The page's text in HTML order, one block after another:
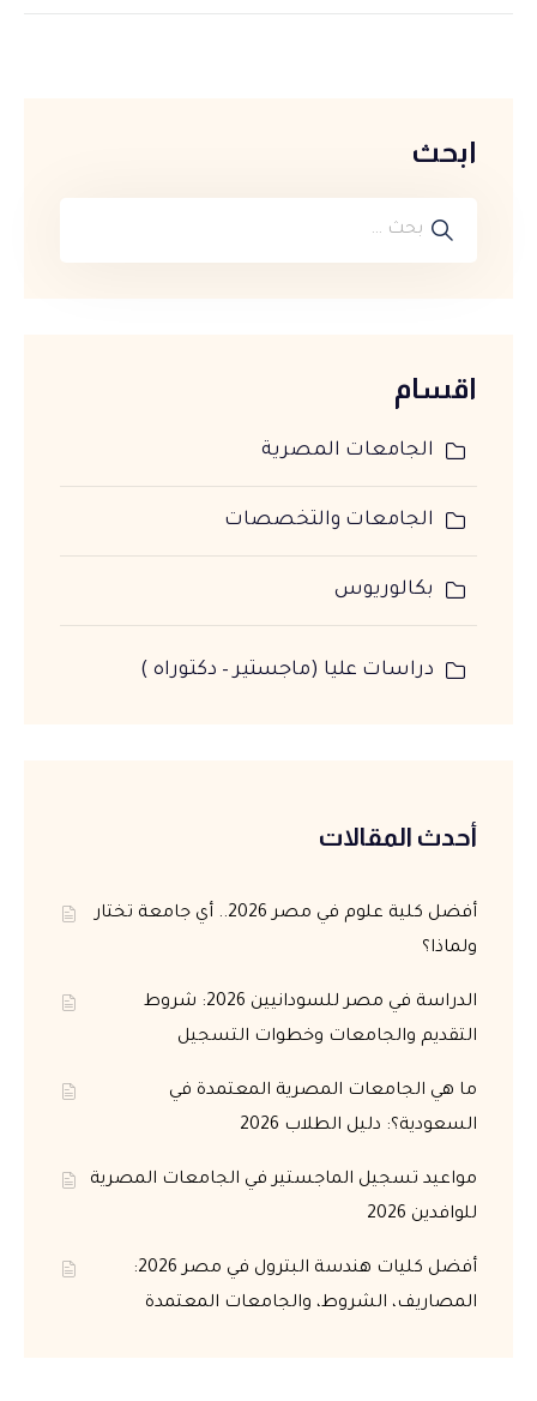
ابحث
اقسام
الجامعات المصرية
الجامعات والتخصصات
بكالوريوس
دراسات عليا (ماجستير – دكتوراه )
أحدث المقالات
أفضل كلية علوم في مصر 2026.. أي جامعة تختار
ولماذا؟
الدراسة في مصر للسودانيين 2026: شروط
التقديم والجامعات وخطوات التسجيل
ما هي الجامعات المصرية المعتمدة في
السعودية؟: دليل الطلاب 2026
مواعيد تسجيل الماجستير في الجامعات المصرية
للوافدين 2026
أفضل كليات هندسة البترول في مصر 2026:
المصاريف، الشروط، والجامعات المعتمدة